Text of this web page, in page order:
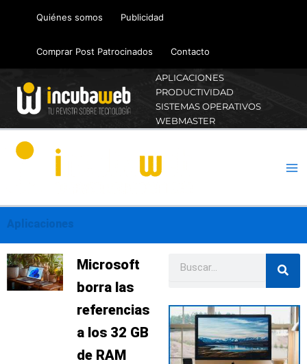
Quiénes somos Publicidad
Comprar Post Patrocinados Contacto
APLICACIONES
PRODUCTIVIDAD
SISTEMAS OPERATIVOS
WEBMASTER
Aplicaciones
Microsoft
borra las
referencias
a los 32 GB
de RAM
PáginaPáginaPáginaPágina
Página